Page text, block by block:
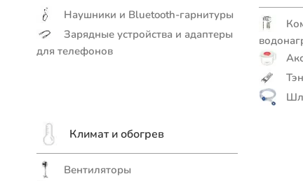
Наушники и Bluetooth-гарнитуры
Зарядные устройства и адаптеры
для телефонов
Климат и обогрев
Вентиляторы